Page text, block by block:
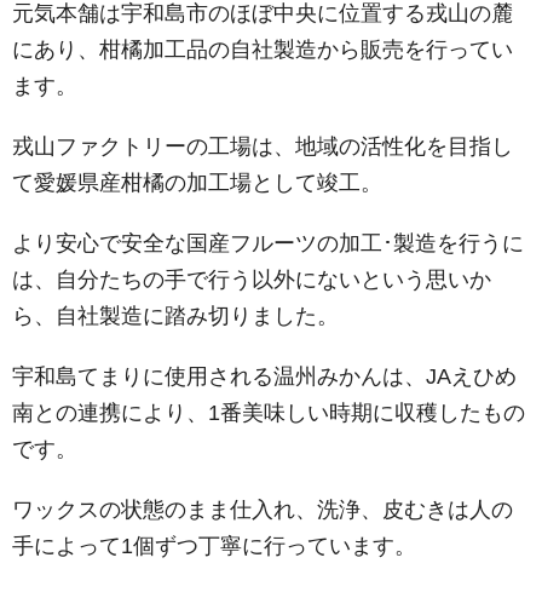
元気本舗は宇和島市のほぼ中央に位置する戎山の麓
にあり、柑橘加工品の自社製造から販売を行ってい
ます。
戎山ファクトリーの工場は、地域の活性化を目指し
て愛媛県産柑橘の加工場として竣工。
より安心で安全な国産フルーツの加工･製造を行うに
は、自分たちの手で行う以外にないという思いか
ら、自社製造に踏み切りました。
宇和島てまりに使用される温州みかんは、JAえひめ
南との連携により、1番美味しい時期に収穫したもの
です。
ワックスの状態のまま仕入れ、洗浄、皮むきは人の
手によって1個ずつ丁寧に行っています。